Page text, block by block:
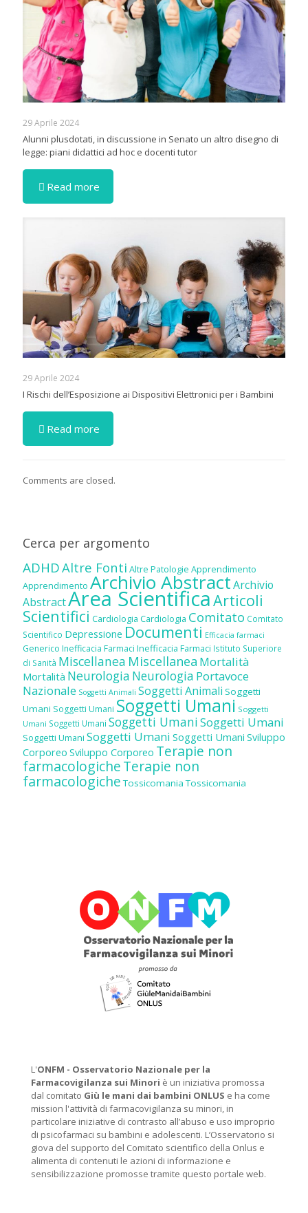
29 Aprile 2024
Alunni plusdotati, in discussione in Senato un altro disegno di
legge: piani didattici ad hoc e docenti tutor
Read more
29 Aprile 2024
I Rischi dell’Esposizione ai Dispositivi Elettronici per i Bambini
Read more
Comments are closed.
Cerca per argomento
ADHDAltre Fonti Altre Patologie Apprendimento
Apprendimento Archivio AbstractArchivio
AbstractArea ScientificaArticoli
Scientifici Cardiologia Cardiologia Comitato Comitato
Scientifico Depressione Documenti Efficacia farmaci
Generico Inefficacia Farmaci Inefficacia Farmaci Istituto Superiore
di Sanità Miscellanea Miscellanea Mortalità
Mortalità Neurologia Neurologia Portavoce
Nazionale Soggetti Animali Soggetti Animali Soggetti
Umani Soggetti Umani Soggetti Umani Soggetti
Umani Soggetti Umani Soggetti UmaniSoggetti Umani
Soggetti Umani Soggetti Umani Soggetti Umani Sviluppo
Corporeo Sviluppo Corporeo Terapie non
farmacologicheTerapie non
farmacologiche Tossicomania Tossicomania
L'ONFM - Osservatorio Nazionale per la
Farmacovigilanza sui Minori è un iniziativa promossa
dal comitato Giù le mani dai bambini ONLUS e ha come
mission l'attività di farmacovigilanza su minori, in
particolare iniziative di contrasto all’abuso e uso improprio
di psicofarmaci su bambini e adolescenti. L’Osservatorio si
giova del supporto del Comitato scientifico della Onlus e
alimenta di contenuti le azioni di informazione e
sensibilizzazione promosse tramite questo portale web.